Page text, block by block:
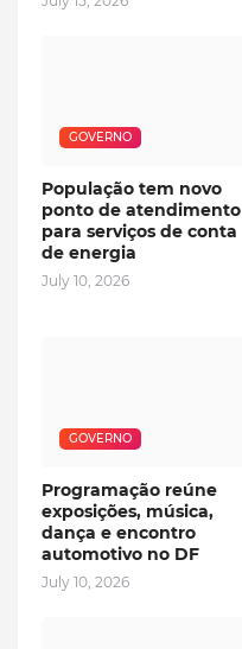
GOVERNO
População tem novo
ponto de atendimento
para serviços de conta
de energia
July 10, 2026
GOVERNO
Programação reúne
exposições, música,
dança e encontro
automotivo no DF
July 10, 2026